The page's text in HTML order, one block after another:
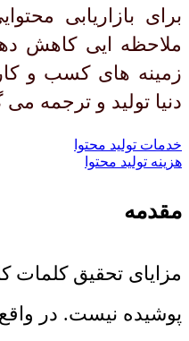
برای بازاریابی
ملاحظه ایی کاهش
دنیا تولید و ترجمه می
خدمات تولید محتوا
هزینه تولید محتوا
مقدمه
مزایای تحقیق کلمات
پوشیده نیست. در